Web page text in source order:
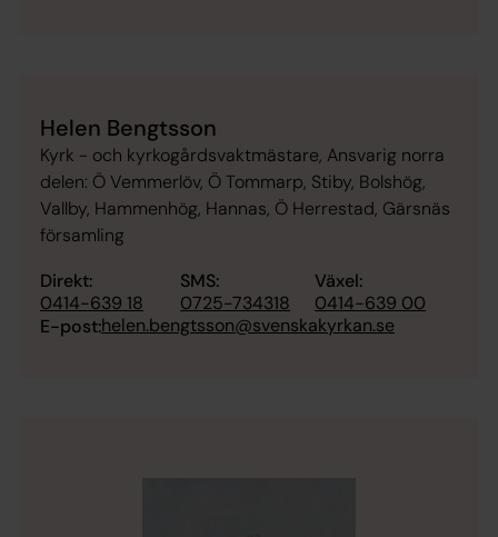
Helen Bengtsson
Kyrk - och kyrkogårdsvaktmästare, Ansvarig norra
delen: Ö Vemmerlöv, Ö Tommarp, Stiby, Bolshög,
Vallby, Hammenhög, Hannas, Ö Herrestad, Gärsnäs
församling
Direkt:
0414-639 18
SMS:
0725-734318
Växel:
0414-639 00
E-post:helen.bengtsson@svenskakyrkan.se